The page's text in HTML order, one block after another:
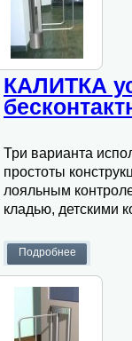
КАЛИТКА
Три варианта
простоты
лояльным
кладью, детскими